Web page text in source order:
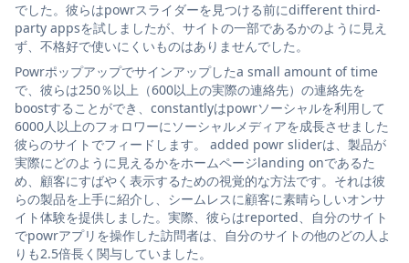
でした。彼らはpowrスライダーを見つける前にdifferent third-
party appsを試しましたが、サイトの一部であるかのように見え
ず、不格好で使いにくいものはありませんでした。
Powrポップアップでサインアップしたa small amount of time
で、彼らは250％以上（600以上の実際の連絡先）の連絡先を
boostすることができ、constantlyはpowrソーシャルを利用して
6000人以上のフォロワーにソーシャルメディアを成長させました
彼らのサイトでフィードします。 added powr sliderは、製品が
実際にどのように見えるかをホームページlanding onであるた
め、顧客にすばやく表示するための視覚的な方法です。それは彼
らの製品を上手に紹介し、シームレスに顧客に素晴らしいオンサ
イト体験を提供しました。実際、彼らはreported、自分のサイト
でpowrアプリを操作した訪問者は、自分のサイトの他のどの人よ
りも2.5倍長く関与していました。